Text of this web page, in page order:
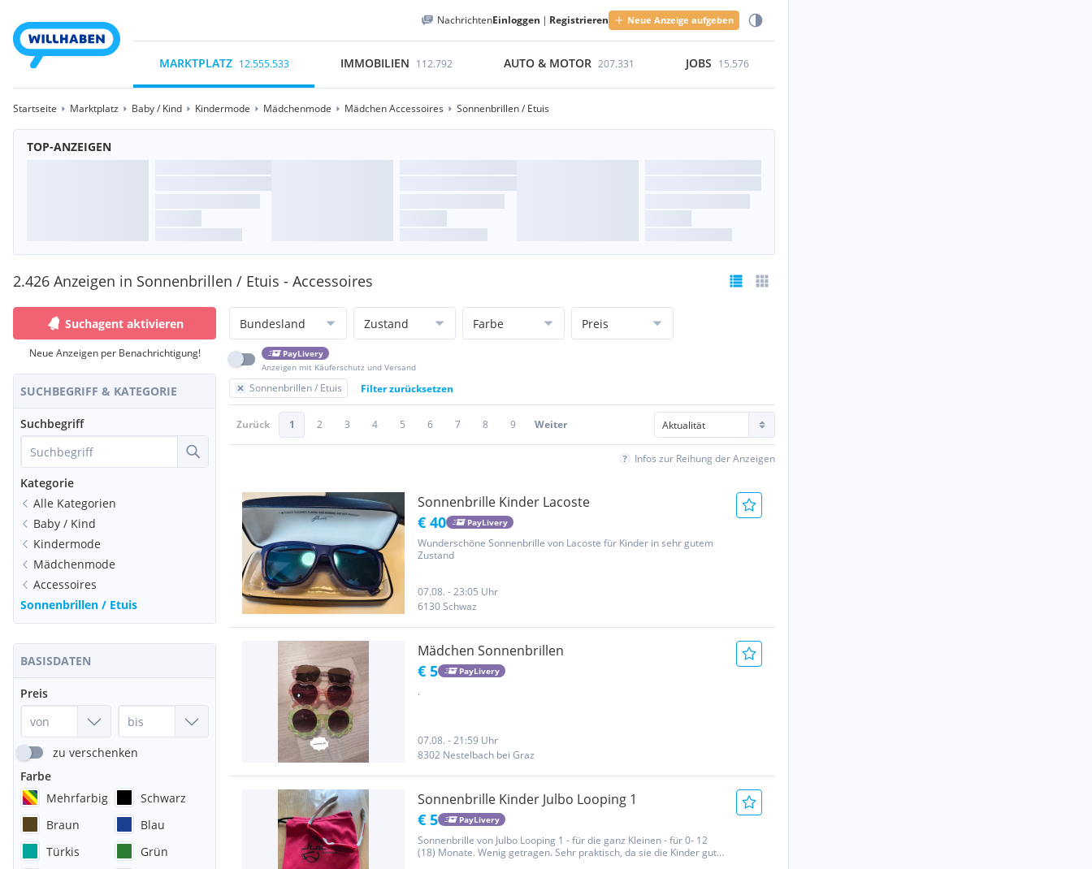
NachrichtenEinloggen | Registrieren Neue Anzeige aufgeben
MARKTPLATZ 12.555.533 IMMOBILIEN 112.792 AUTO & MOTOR 207.331 JOBS 15.576
Startseite Marktplatz Baby / Kind Kindermode Mädchenmode Mädchen Accessoires Sonnenbrillen / Etuis
TOP-ANZEIGEN
2.426 Anzeigen in Sonnenbrillen / Etuis - Accessoires
Suchagent aktivieren
Neue Anzeigen per Benachrichtigung!
SUCHBEGRIFF & KATEGORIE
Suchbegriff
Kategorie
Alle Kategorien
Baby / Kind
Kindermode
Mädchenmode
Accessoires
Sonnenbrillen / Etuis
BASISDATEN
Preis
zu verschenken
Farbe
Mehrfarbig
Schwarz
Braun
Blau
Türkis
Grün
Bundesland Zustand Farbe Preis
PayLivery
Anzeigen mit Käuferschutz und Versand
Sonnenbrillen / Etuis Filter zurücksetzen
Zurück 1 2 3 4 5 6 7 8 9 Weiter
Infos zur Reihung der Anzeigen
Sonnenbrille Kinder Lacoste
€ 40 PayLivery
Wunderschöne Sonnenbrille von Lacoste für Kinder in sehr gutem
Zustand
07.08. - 23:05 Uhr
6130 Schwaz
Mädchen Sonnenbrillen
€ 5 PayLivery
.
07.08. - 21:59 Uhr
8302 Nestelbach bei Graz
Sonnenbrille Kinder Julbo Looping 1
€ 5 PayLivery
Sonnenbrille von Julbo Looping 1 - für die ganz Kleinen - für 0- 12
(18) Monate. Wenig getragen. Sehr praktisch, da sie die Kinder gut